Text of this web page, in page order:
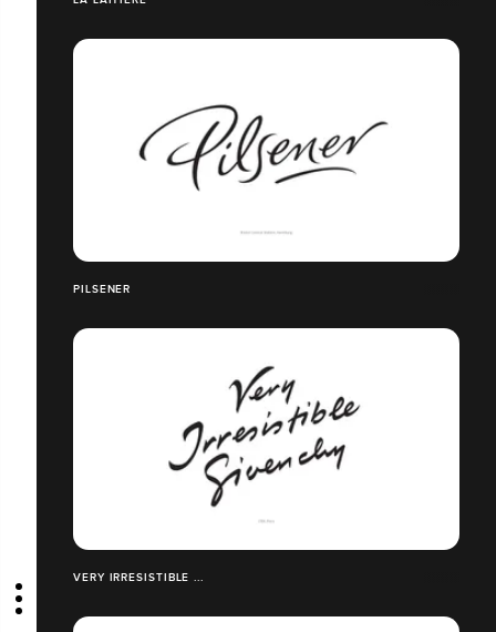
PILSENER
VERY IRRESISTIBLE ...